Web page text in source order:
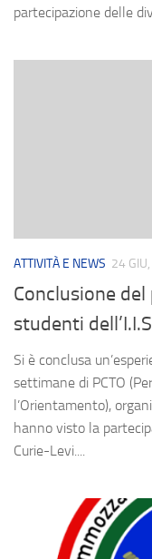
partecipazione delle
ATTIVITÀ E NEWS 24
Conclusione
studenti
Si è conclusa
settimane di PCTO
l’Orientamento),
hanno visto la
Curie-Levi....